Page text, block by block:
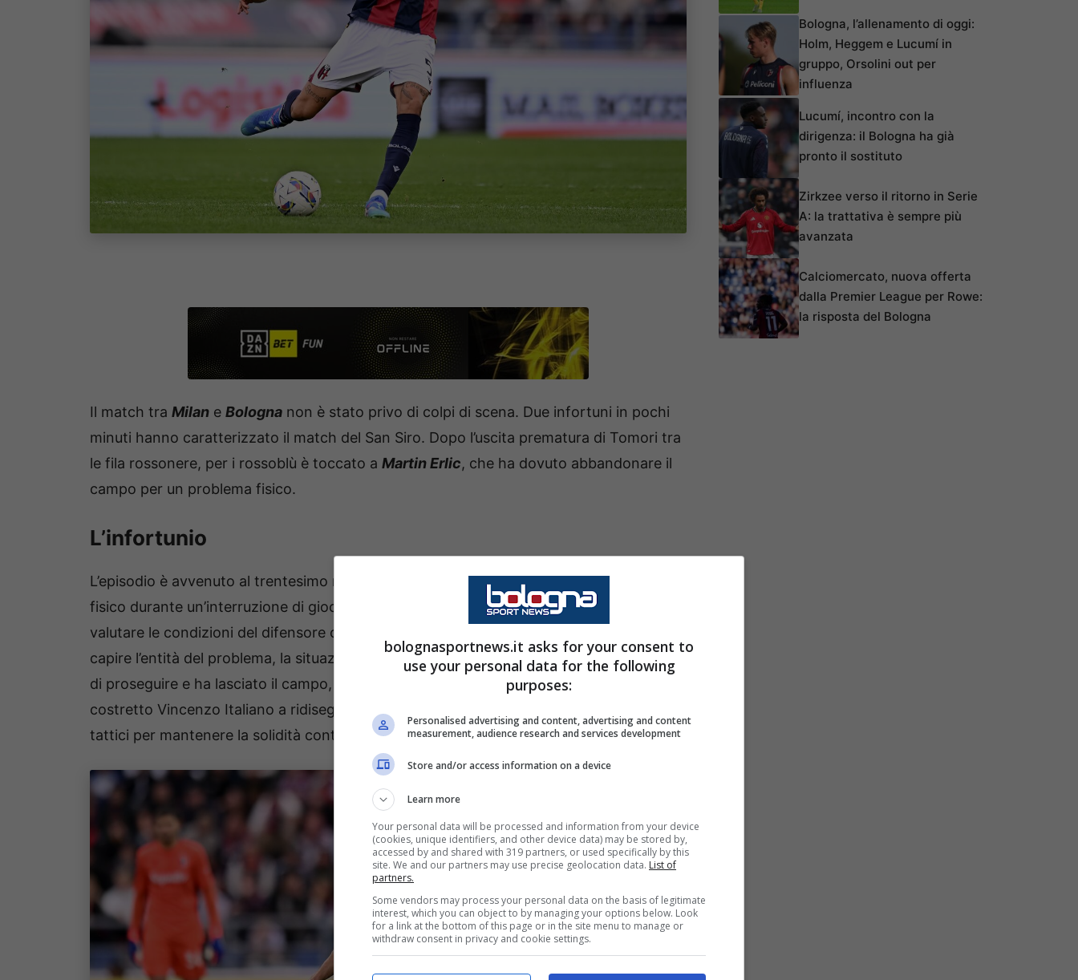
Il match tra Milan e Bologna non è stato privo di colpi di scena. Due infortuni in pochi
minuti hanno caratterizzato il match del San Siro. Dopo l’uscita prematura di Tomori tra
le fila rossonere, per i rossoblù è toccato a Martin Erlic, che ha dovuto abbandonare il
campo per un problema fisico.
L’infortunio
L’episodio è avvenuto al trentesimo minuto, quando Erlic ha accusato un problema
fisico durante un’interruzione di gioco. I medici dei felsinei sono intervenuti subito per
valutare le condizioni del difensore croato. Nonostante qualche minuto di tentativi per
capire l’entità del problema, la situazione è apparsa subito chiara: Erlic non era in grado
di proseguire e ha lasciato il campo, sostituito da Jhon Lucumí. La sua uscita ha
costretto Vincenzo Italiano a ridisegnare il reparto difensivo, adattando gli equilibri
tattici per mantenere la solidità contro l’offensiva rossonera.
Bologna, l’allenamento di oggi:
Holm, Heggem e Lucumí in
gruppo, Orsolini out per
influenza
Lucumí, incontro con la
dirigenza: il Bologna ha già
pronto il sostituto
Zirkzee verso il ritorno in Serie
A: la trattativa è sempre più
avanzata
Calciomercato, nuova offerta
dalla Premier League per Rowe:
la risposta del Bologna
bolognasportnews.it asks for your consent to
use your personal data for the following
purposes:
Personalised advertising and content, advertising and content
measurement, audience research and services development
Store and/or access information on a device
Learn more
Your personal data will be processed and information from your device
(cookies, unique identifiers, and other device data) may be stored by,
accessed by and shared with 319 partners, or used specifically by this
site. We and our partners may use precise geolocation data. List of
partners.
Some vendors may process your personal data on the basis of legitimate
interest, which you can object to by managing your options below. Look
for a link at the bottom of this page or in the site menu to manage or
withdraw consent in privacy and cookie settings.